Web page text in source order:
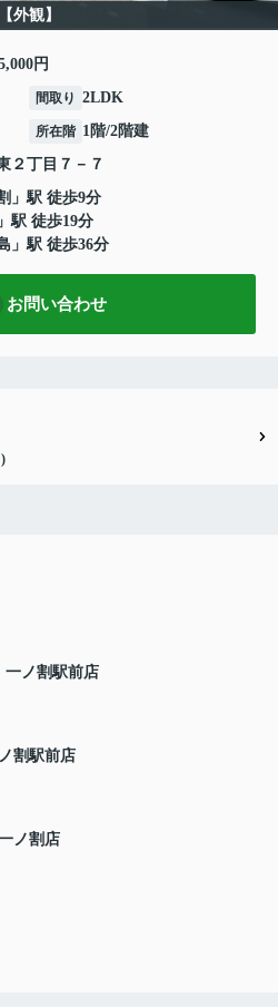
【外観】
円
間取り 2LDK
所在階 1階/2階建
２丁目７－７
」駅 徒歩9分
」駅 徒歩19分
」駅 徒歩36分
お問い合わせ
ノ割駅前店
割駅前店
ノ割店